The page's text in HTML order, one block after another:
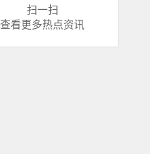
扫一扫
查看更多热点资讯